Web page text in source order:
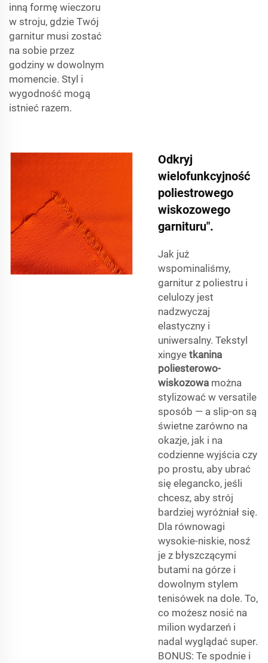
inną formę wieczoru
w stroju, gdzie Twój
garnitur musi zostać
na sobie przez
godziny w dowolnym
momencie. Styl i
wygodność mogą
istnieć razem.
Odkryj
wielofunkcyjność
poliestrowego
wiskozowego
garnituru".
Jak już
wspominaliśmy,
garnitur z poliestru i
celulozy jest
nadzwyczaj
elastyczny i
uniwersalny. Tekstyl
xingye tkanina
poliesterowo-
wiskozowa można
stylizować w versatile
sposób — a slip-on są
świetne zarówno na
okazje, jak i na
codzienne wyjścia czy
po prostu, aby ubrać
się elegancko, jeśli
chcesz, aby strój
bardziej wyróżniał się.
Dla równowagi
wysokie-niskie, nosź
je z błyszczącymi
butami na górze i
dowolnym stylem
tenisówek na dole. To,
co możesz nosić na
milion wydarzeń i
nadal wyglądać super.
BONUS: Te spodnie i